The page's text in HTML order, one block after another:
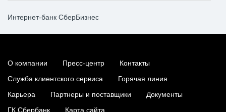
Интернет-банк СберБизнес
О компании Пресс-центр
Контакты
Служба клиентского сервиса
Горячая линия
Карьера
Партнеры и поставщики
Документы
ГК Сбербанк
Карта сайта